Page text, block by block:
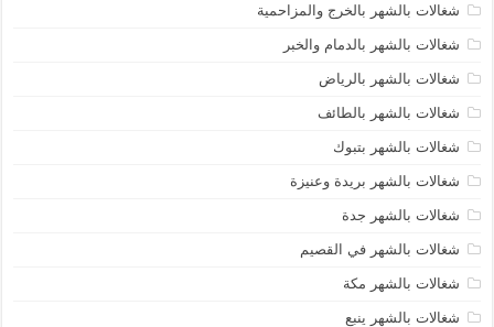
شغالات بالشهر بالخرج والمزاحمية
شغالات بالشهر بالدمام والخبر
شغالات بالشهر بالرياض
شغالات بالشهر بالطائف
شغالات بالشهر بتبوك
شغالات بالشهر بريدة وعنيزة
شغالات بالشهر جدة
شغالات بالشهر في القصيم
شغالات بالشهر مكة
شغالات بالشهر ينبع